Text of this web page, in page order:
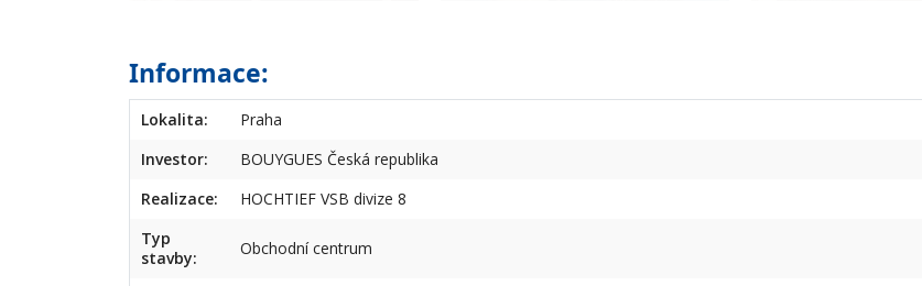
Informace:
Lokalita:
Praha
Investor:
BOUYGUES Česká republika
Realizace:
HOCHTIEF VSB divize 8
Typ
stavby:
Obchodní centrum